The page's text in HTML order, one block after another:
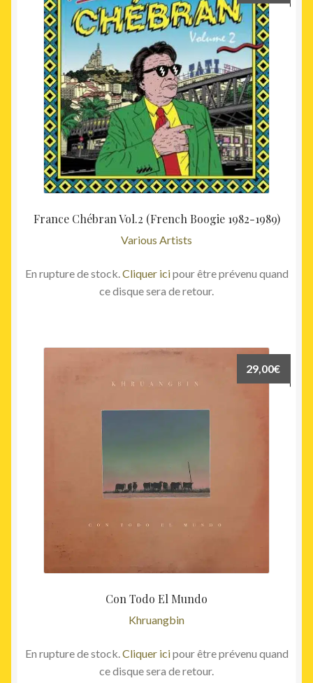
France Chébran Vol.2 (French Boogie 1982-1989)
Various Artists
En rupture de stock.Cliquer icipour être prévenu quand
ce disque sera de retour.
Con Todo El Mundo
Khruangbin
29,00€
En rupture de stock.Cliquer icipour être prévenu quand
ce disque sera de retour.